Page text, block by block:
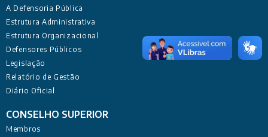
A Defensoria Pública
Estrutura Administrativa
Estrutura Organizacional
Defensores Públicos
Legislação
Relatório de Gestão
Diário Oficial
CONSELHO SUPERIOR
Membros